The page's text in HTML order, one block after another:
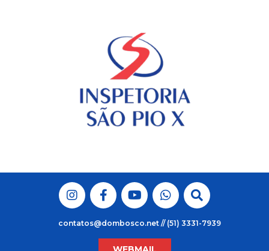
contatos@dombosco.net // (51) 3331-7939